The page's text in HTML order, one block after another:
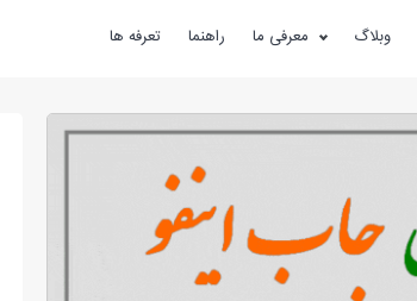
وبلاگ معرفی ما راهنما تعرفه ها